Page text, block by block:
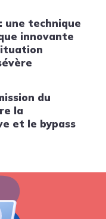
une technique
innovante
du
la
et le bypass